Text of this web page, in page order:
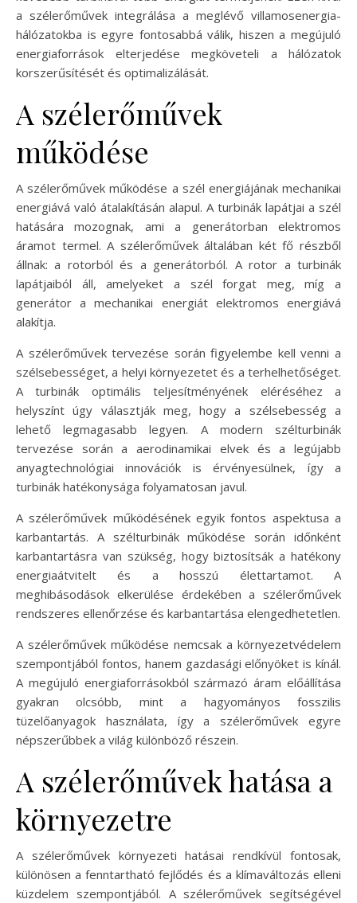
a szélerőművek integrálása a meglévő villamosenergia-
hálózatokba is egyre fontosabbá válik, hiszen a megújuló
energiaforrások elterjedése megköveteli a hálózatok
korszerűsítését és optimalizálását.
A szélerőművek
működése
A szélerőművek működése a szél energiájának mechanikai
energiává való átalakításán alapul. A turbinák lapátjai a szél
hatására mozognak, ami a generátorban elektromos
áramot termel. A szélerőművek általában két fő részből
állnak: a rotorból és a generátorból. A rotor a turbinák
lapátjaiból áll, amelyeket a szél forgat meg, míg a
generátor a mechanikai energiát elektromos energiává
alakítja.
A szélerőművek tervezése során figyelembe kell venni a
szélsebességet, a helyi környezetet és a terhelhetőséget.
A turbinák optimális teljesítményének eléréséhez a
helyszínt úgy választják meg, hogy a szélsebesség a
lehető legmagasabb legyen. A modern szélturbinák
tervezése során a aerodinamikai elvek és a legújabb
anyagtechnológiai innovációk is érvényesülnek, így a
turbinák hatékonysága folyamatosan javul.
A szélerőművek működésének egyik fontos aspektusa a
karbantartás. A szélturbinák működése során időnként
karbantartásra van szükség, hogy biztosítsák a hatékony
energiaátvitelt és a hosszú élettartamot. A
meghibásodások elkerülése érdekében a szélerőművek
rendszeres ellenőrzése és karbantartása elengedhetetlen.
A szélerőművek működése nemcsak a környezetvédelem
szempontjából fontos, hanem gazdasági előnyöket is kínál.
A megújuló energiaforrásokból származó áram előállítása
gyakran olcsóbb, mint a hagyományos fosszilis
tüzelőanyagok használata, így a szélerőművek egyre
népszerűbbek a világ különböző részein.
A szélerőművek hatása a
környezetre
A szélerőművek környezeti hatásai rendkívül fontosak,
különösen a fenntartható fejlődés és a klímaváltozás elleni
küzdelem szempontjából. A szélerőművek segítségével